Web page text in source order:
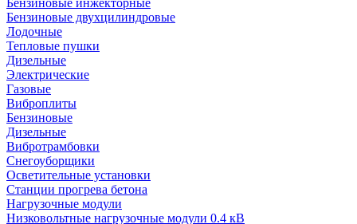
Бензиновые инжекторные
Бензиновые двухцилиндровые
Лодочные
Тепловые пушки
Дизельные
Электрические
Газовые
Виброплиты
Бензиновые
Дизельные
Вибротрамбовки
Снегоуборщики
Осветительные установки
Станции прогрева бетона
Нагрузочные модули
Низковольтные нагрузочные модули 0.4 кВ